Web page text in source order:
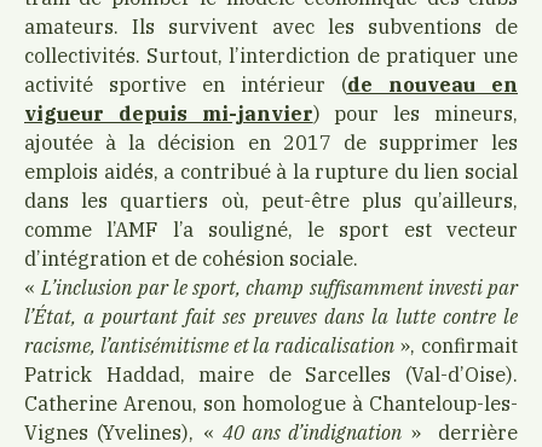
amateurs. Ils survivent avec les subventions de
collectivités. Surtout, l’interdiction de pratiquer une
activité sportive en intérieur (de nouveau en
vigueur depuis mi-janvier) pour les mineurs,
ajoutée à la décision en 2017 de supprimer les
emplois aidés, a contribué à la rupture du lien social
dans les quartiers où, peut-être plus qu’ailleurs,
comme l’AMF l’a souligné, le sport est vecteur
d’intégration et de cohésion sociale.
«L’inclusion par le sport, champ suffisamment investi par
l’État, a pourtant fait ses preuves dans la lutte contre le
racisme, l’antisémitisme et la radicalisation », confirmait
Patrick Haddad, maire de Sarcelles (Val-d’Oise).
Catherine Arenou, son homologue à Chanteloup-les-
Vignes (Yvelines), « 40 ans d’indignation » derrière